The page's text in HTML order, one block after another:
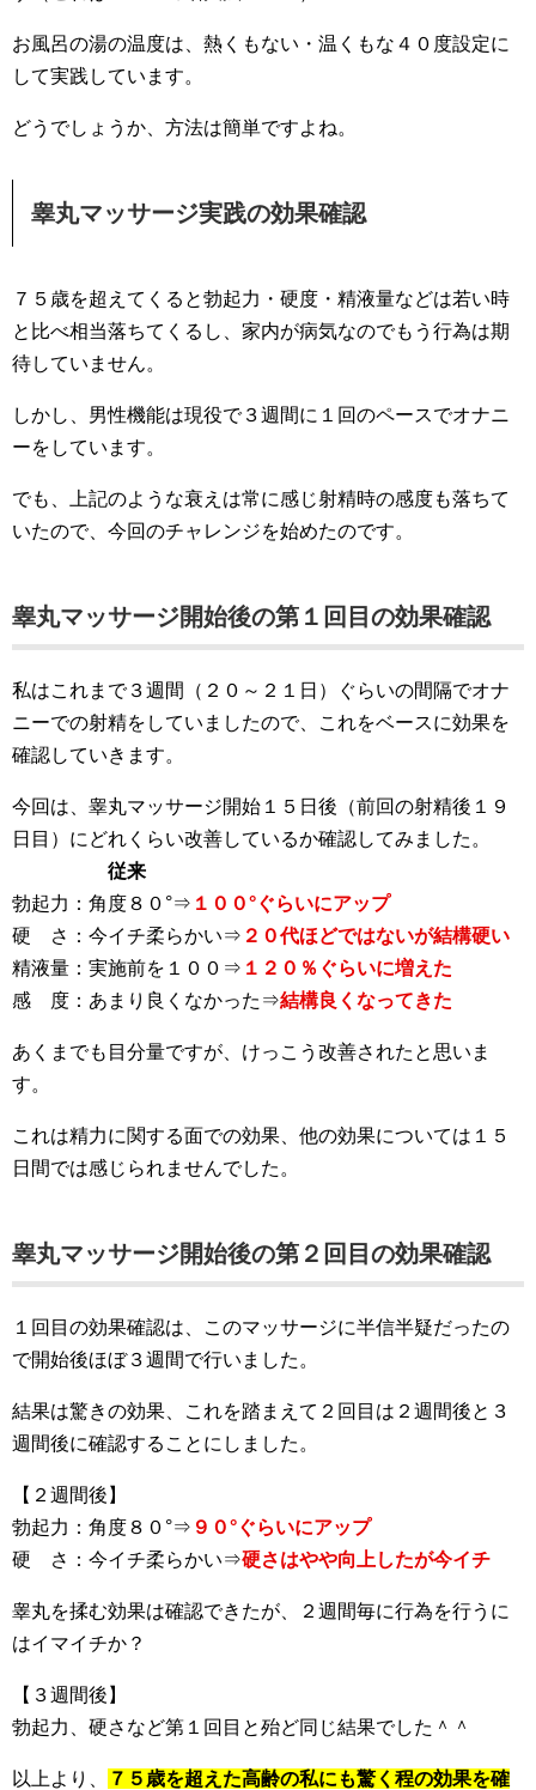
お風呂の湯の温度は、熱くもない・温くもな４０度設定に
して実践しています。
どうでしょうか、方法は簡単ですよね。
睾丸マッサージ実践の効果確認
７５歳を超えてくると勃起力・硬度・精液量などは若い時
と比べ相当落ちてくるし、家内が病気なのでもう行為は期
待していません。
しかし、男性機能は現役で３週間に１回のペースでオナニ
ーをしています。
でも、上記のような衰えは常に感じ射精時の感度も落ちて
いたので、今回のチャレンジを始めたのです。
睾丸マッサージ開始後の第１回目の効果確認
私はこれまで３週間（２０～２１日）ぐらいの間隔でオナ
ニーでの射精をしていましたので、これをベースに効果を
確認していきます。
今回は、睾丸マッサージ開始１５日後（前回の射精後１９
日目）にどれくらい改善しているか確認してみました。
従来
勃起力：角度８０°⇒ １００°ぐらいにアップ
硬 さ：今イチ柔らかい⇒ ２０代ほどではないが結構硬い
精液量：実施前を１００⇒ １２０％ぐらいに増えた
感 度：あまり良くなかった⇒結構良くなってきた
あくまでも目分量ですが、けっこう改善されたと思いま
す。
これは精力に関する面での効果、他の効果については１５
日間では感じられませんでした。
睾丸マッサージ開始後の第２回目の効果確認
１回目の効果確認は、このマッサージに半信半疑だったの
で開始後ほぼ３週間で行いました。
結果は驚きの効果、これを踏まえて２回目は２週間後と３
週間後に確認することにしました。
【２週間後】
勃起力：角度８０°⇒ ９０°ぐらいにアップ
硬 さ：今イチ柔らかい⇒硬さはやや向上したが今イチ
睾丸を揉む効果は確認できたが、２週間毎に行為を行うに
はイマイチか？
【３週間後】
勃起力、硬さなど第１回目と殆ど同じ結果でした＾＾
以上より、
７５歳を超えた高齢の私にも驚く程の効果を確